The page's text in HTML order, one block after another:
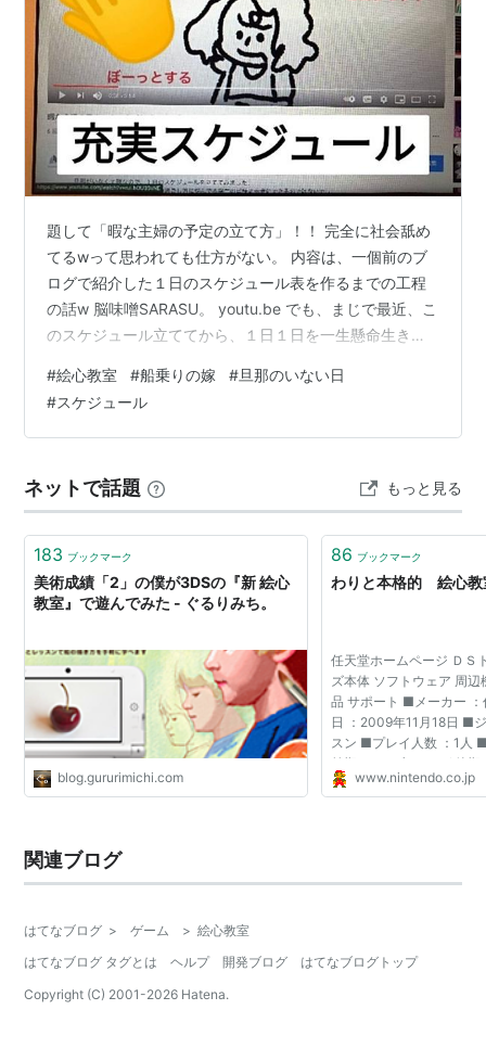
題して「暇な主婦の予定の立て方」！！ 完全に社会舐め
てるwって思われても仕方がない。 内容は、一個前のブ
ログで紹介した１日のスケジュール表を作るまでの工程
の話w 脳味噌SARASU。 youtu.be でも、まじで最近、こ
のスケジュール立ててから、１日１日を一生懸命生きて
でるでる 動画見てもらった人にはわかると思うんだけ
ど、１日を 家事の時間 小遣い稼ぎ趣味の時間 挑戦の時
間 娯楽の時間 の４ブロックに分けている。 んで、挑戦
なんだけど、私の趣味嗜好的に絶対好きになる気がする
んだよねー。という…
#絵心教室 #船乗りの嫁 #旦那のいない日
#スケジュール
ネットで話題 もっと見る
183 ブックマーク
美術成績「2」の僕が3DSの『新 絵心
教室』で遊んでみた - ぐるりみち。
blog.gururimichi.com
86 ブックマーク
わりと本格的 絵心
任天堂ホームページ ＤＳ
ズ本体 ソフトウェア 周
品 サポート ■メーカー
日 ：2009年11月18日 ■
スン ■プレイ人数 ：1人
前期 113ブロック / 後
ウェアのトップページへ
www.nintendo.co.jp
関連ブログ
はてなブログ > ゲーム > 絵心教室
はてなブログ タグとは
ヘルプ 開発ブログ
はてなブログトップ
Copyright (C) 2001-2026 Hatena.